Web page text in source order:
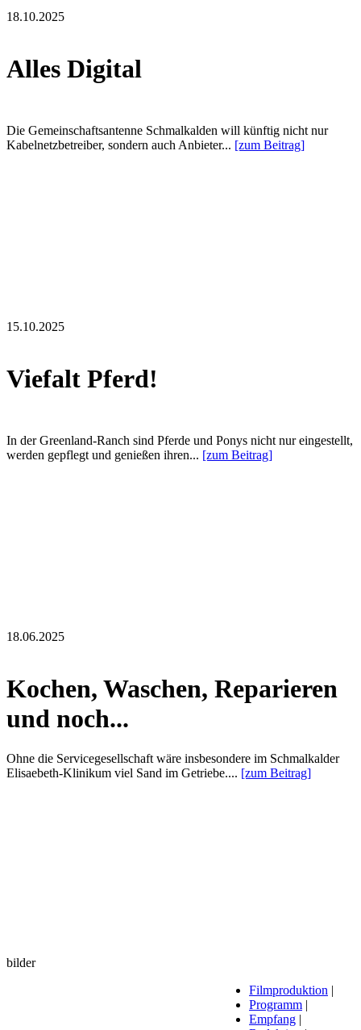
18.10.2025
Alles Digital
Die Gemeinschaftsantenne Schmalkalden will künftig nicht nur
Kabelnetzbetreiber, sondern auch Anbieter... [zum Beitrag]
15.10.2025
Viefalt Pferd!
In der Greenland-Ranch sind Pferde und Ponys nicht nur eingestellt,
werden gepflegt und genießen ihren... [zum Beitrag]
18.06.2025
Kochen, Waschen, Reparieren
und noch...
Ohne die Servicegesellschaft wäre insbesondere im Schmalkalder
Elisaebeth-Klinikum viel Sand im Getriebe.... [zum Beitrag]
bilder
Filmproduktion |
Programm |
Empfang |